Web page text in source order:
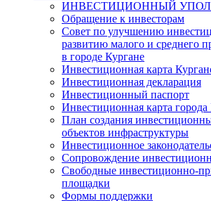
ИНВЕСТИЦИОННЫЙ
Обращение к инвесторам
Совет по улучшению
развитию малого и среднего
в городе Кургане
Инвестиционная карта
Инвестиционная декларация
Инвестиционный паспорт
Инвестиционная карта города
План создания
объектов инфраструктуры
Инвестиционное
Сопровождение
Свободные инвестиционно-
площадки
Формы поддержки